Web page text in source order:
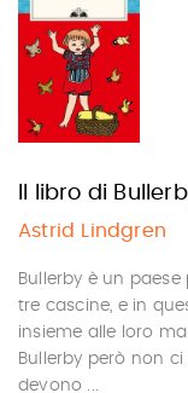
Il libro di
Astrid Lindgren
Bullerby è un
tre cascine, e in
insieme alle loro
Bullerby però non
devono ...